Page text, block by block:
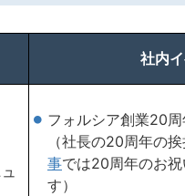
社内
フォルシア創業20
（社長の20周年の
事では20周年のお
す）